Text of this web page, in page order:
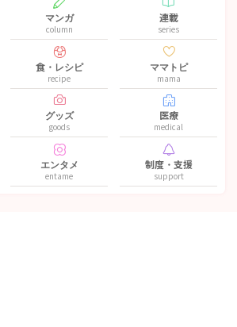
マンガ
column
連載
series
食・レシピ
recipe
ママトピ
mama
グッズ
goods
医療
medical
エンタメ
entame
制度・支援
support